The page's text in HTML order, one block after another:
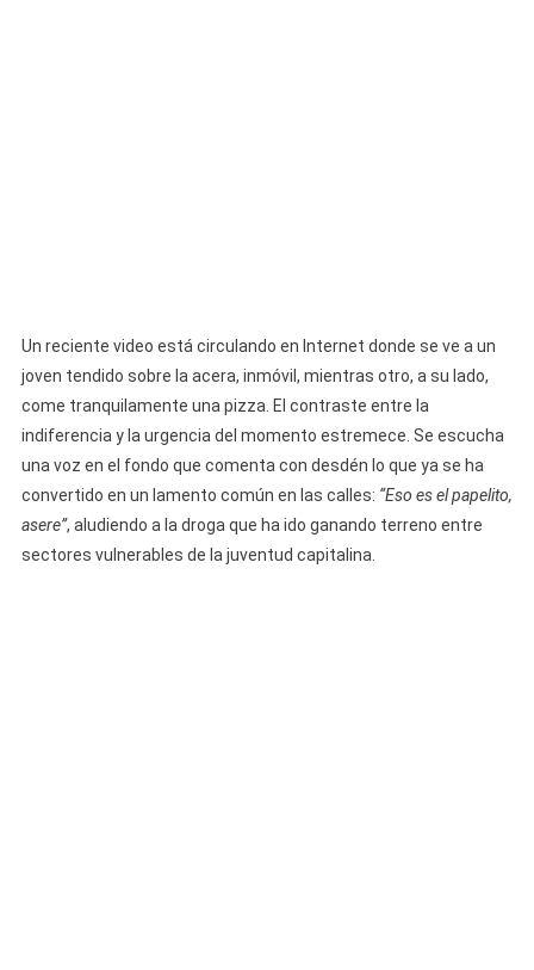
Un reciente video está circulando en Internet donde se ve a un
joven tendido sobre la acera, inmóvil, mientras otro, a su lado,
come tranquilamente una pizza. El contraste entre la
indiferencia y la urgencia del momento estremece. Se escucha
una voz en el fondo que comenta con desdén lo que ya se ha
convertido en un lamento común en las calles: “Eso es el papelito,
asere”, aludiendo a la droga que ha ido ganando terreno entre
sectores vulnerables de la juventud capitalina.